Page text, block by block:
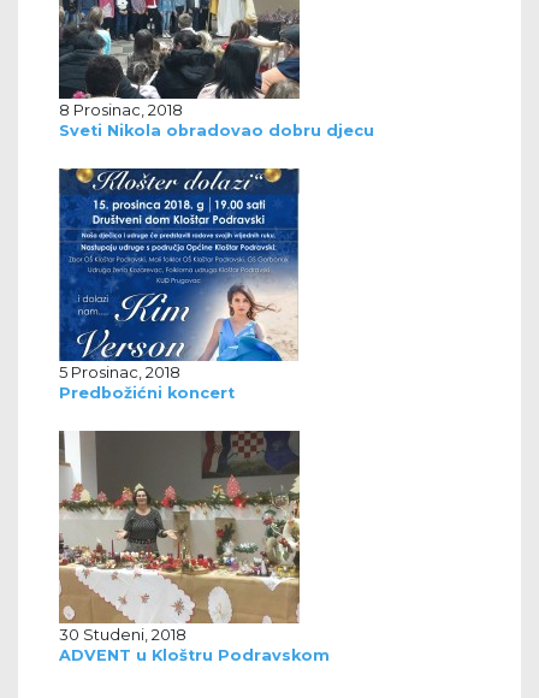
8 Prosinac, 2018
Sveti Nikola obradovao dobru djecu
5 Prosinac, 2018
Predbožićni koncert
30 Studeni, 2018
ADVENT u Kloštru Podravskom